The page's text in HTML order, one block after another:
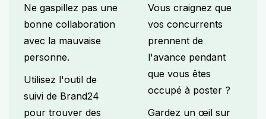
Ne gaspillez pas une
bonne collaboration
avec la mauvaise
personne.
Utilisez l'outil de
suivi de Brand24
pour trouver des
Vous craignez que
vos concurrents
prennent de
l'avance pendant
que vous êtes
occupé à poster ?
Gardez un œil sur